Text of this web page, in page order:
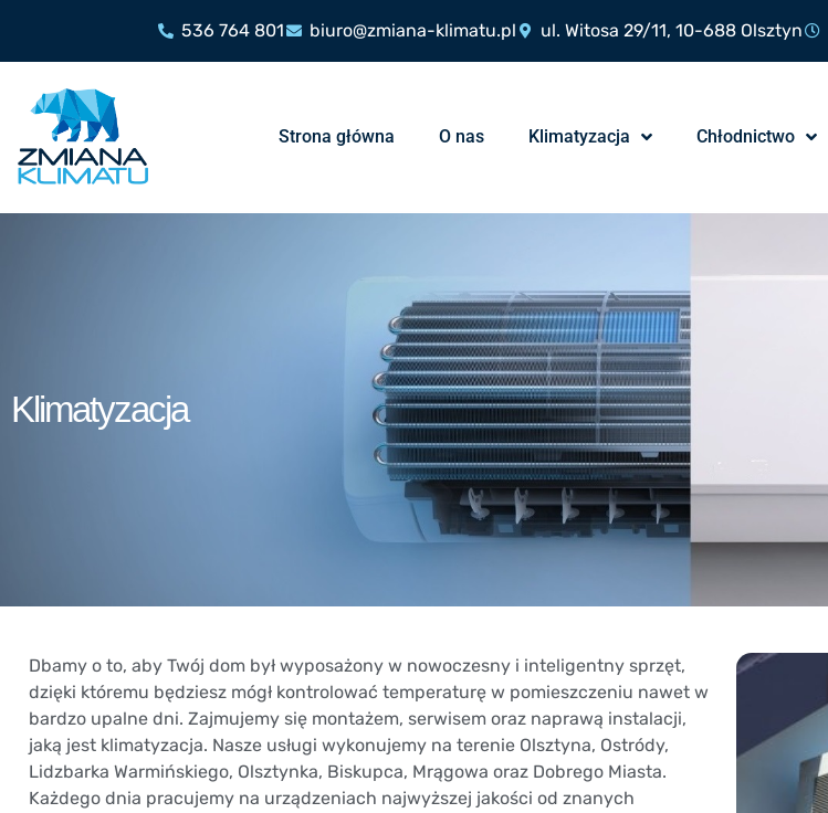
536 764 801 biuro@zmiana-klimatu.pl ul. Witosa 29/11, 10-688 Olsztyn
Strona główna O nas Klimatyzacja Chłodnictwo
Klimatyzacja
Dbamy o to, aby Twój dom był wyposażony w nowoczesny i inteligentny sprzęt,
dzięki któremu będziesz mógł kontrolować temperaturę w pomieszczeniu nawet w
bardzo upalne dni. Zajmujemy się montażem, serwisem oraz naprawą instalacji,
jaką jest klimatyzacja. Nasze usługi wykonujemy na terenie Olsztyna, Ostródy,
Lidzbarka Warmińskiego, Olsztynka, Biskupca, Mrągowa oraz Dobrego Miasta.
Każdego dnia pracujemy na urządzeniach najwyższej jakości od znanych